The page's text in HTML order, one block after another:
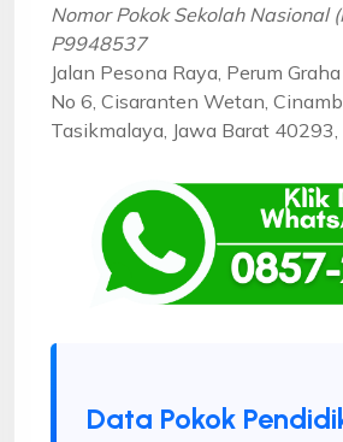
Nomor Pokok Sekolah Nasional
P9948537
Jalan Pesona Raya, Perum
No 6, Cisaranten Wetan,
Tasikmalaya, Jawa Barat
Data Pokok